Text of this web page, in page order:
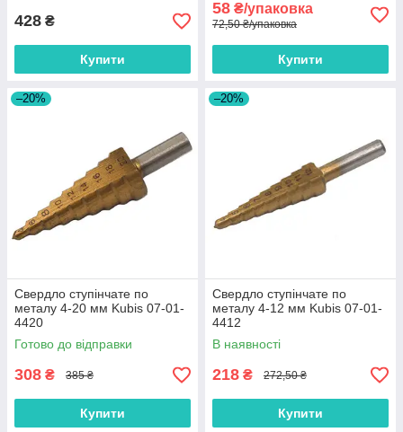
428 ₴
Купити
58 ₴/упаковка
72,50 ₴/упаковка
Купити
–20%
Свердло ступінчате по
металу 4-20 мм Kubis 07-01-
4420
Готово до відправки
308 ₴ 385 ₴
Купити
–20%
Свердло ступінчате по
металу 4-12 мм Kubis 07-01-
4412
В наявності
218 ₴ 272,50 ₴
Купити